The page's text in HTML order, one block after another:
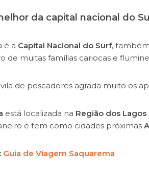
da capital nacional do
é a Capital Nacional do Surf,
de muitas famílias cariocas e
de pescadores agrada muito os
está localizada na Região dos Lagos
e tem como cidades próximas
Guia de Viagem Saquarema